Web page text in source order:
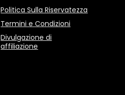
Politica Sulla Riservatezza
Termini e Condizioni
Divulgazione di
affiliazione